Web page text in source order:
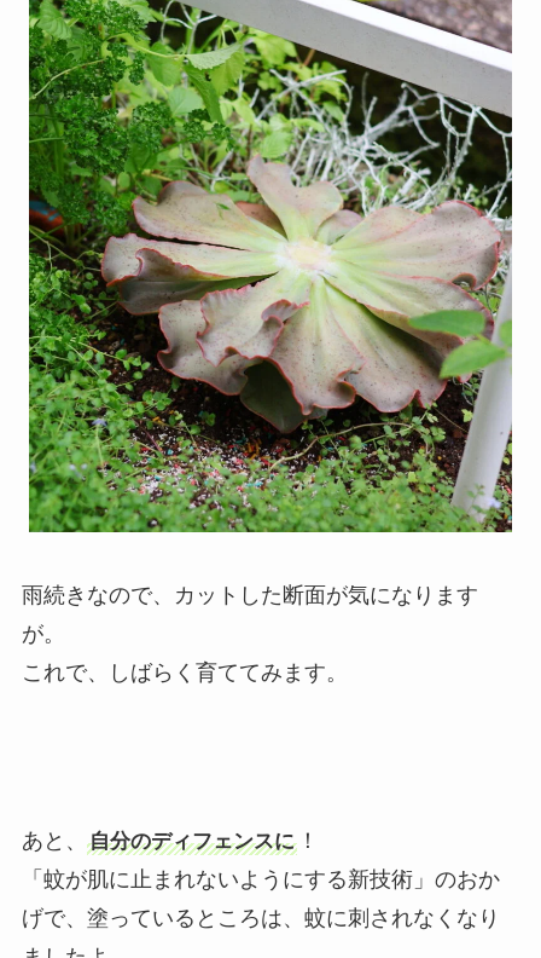
雨続きなので、カットした断面が気になります
が。
これで、しばらく育ててみます。
あと、 自分のディフェンスに！
「蚊が肌に止まれないようにする新技術」のおか
げで、塗っているところは、蚊に刺されなくなり